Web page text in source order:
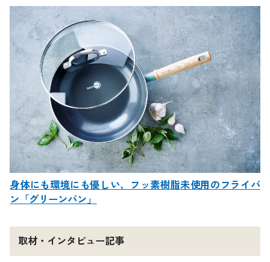
身体にも環境にも優しい、フッ素樹脂未使用のフライパ
ン「グリーンパン」
取材・インタビュー記事